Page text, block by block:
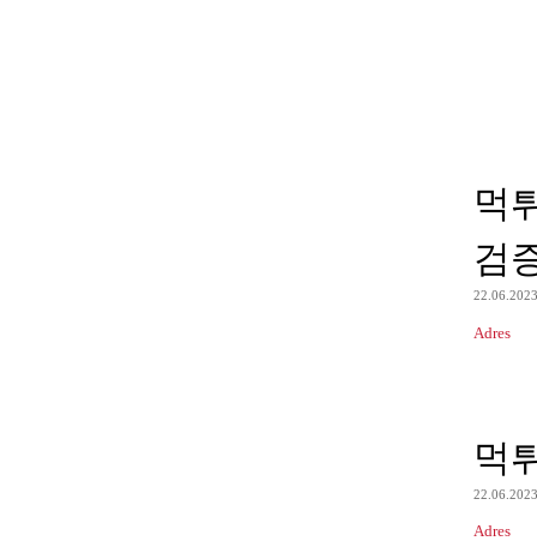
먹
검
22.06.2023
Adres
먹
22.06.2023
Adres